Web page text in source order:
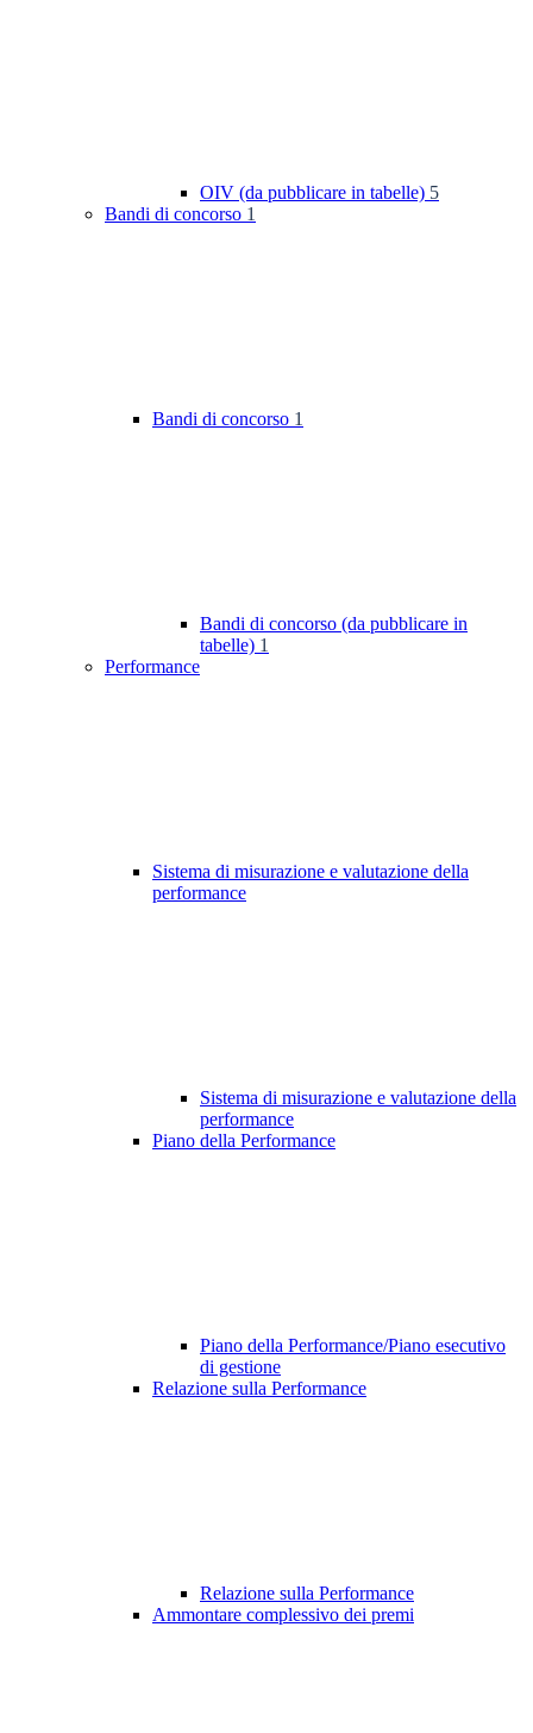
OIV (da pubblicare in tabelle) 5
Bandi di concorso 1
Bandi di concorso 1
Bandi di concorso (da pubblicare in
tabelle) 1
Performance
Sistema di misurazione e valutazione della
performance
Sistema di misurazione e valutazione della
performance
Piano della Performance
Piano della Performance/Piano esecutivo
di gestione
Relazione sulla Performance
Relazione sulla Performance
Ammontare complessivo dei premi